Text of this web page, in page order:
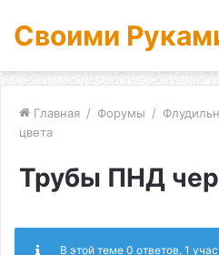
Своими
Главная / Форумы /
цвета
Трубы ПНД
В этой теме 0 ответов, 1